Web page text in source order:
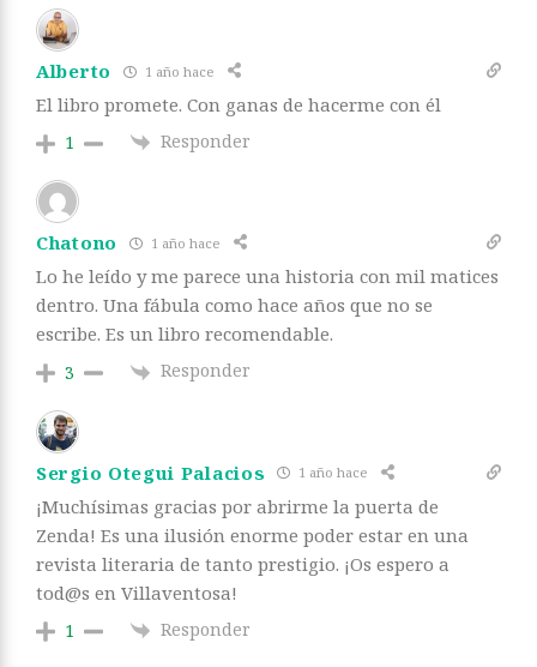
Alberto 1 año hace
El libro promete. Con ganas de hacerme con él
1 Responder
Chatono 1 año hace
Lo he leído y me parece una historia con mil matices
dentro. Una fábula como hace años que no se
escribe. Es un libro recomendable.
3 Responder
Sergio Otegui Palacios 1 año hace
¡Muchísimas gracias por abrirme la puerta de
Zenda! Es una ilusión enorme poder estar en una
revista literaria de tanto prestigio. ¡Os espero a
tod@s en Villaventosa! ️
1 Responder